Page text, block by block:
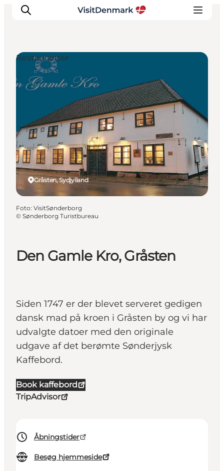
Inspiration
Destinationer
Oplevelser
Overnatning
Planlæg ferien
Den Gamle Kro, Gråsten
Siden 1747 er der blevet serveret gedigen
dansk mad på kroen i Gråsten by og vi har
udvalgte datoer med den originale
udgave af det berømte Sønderjysk
Kaffebord.
Book kaffebord
TripAdvisor
Åbningstider
Besøg hjemmeside
Gråsten, Sydjylland
Restauranter
Foto: VisitSønderborg
© Sønderborg Turistbureau